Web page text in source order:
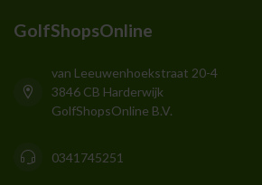
GolfShopsOnline
van Leeuwenhoekstraat 20-4
3846 CB Harderwijk
GolfShopsOnline B.V.
0341745251